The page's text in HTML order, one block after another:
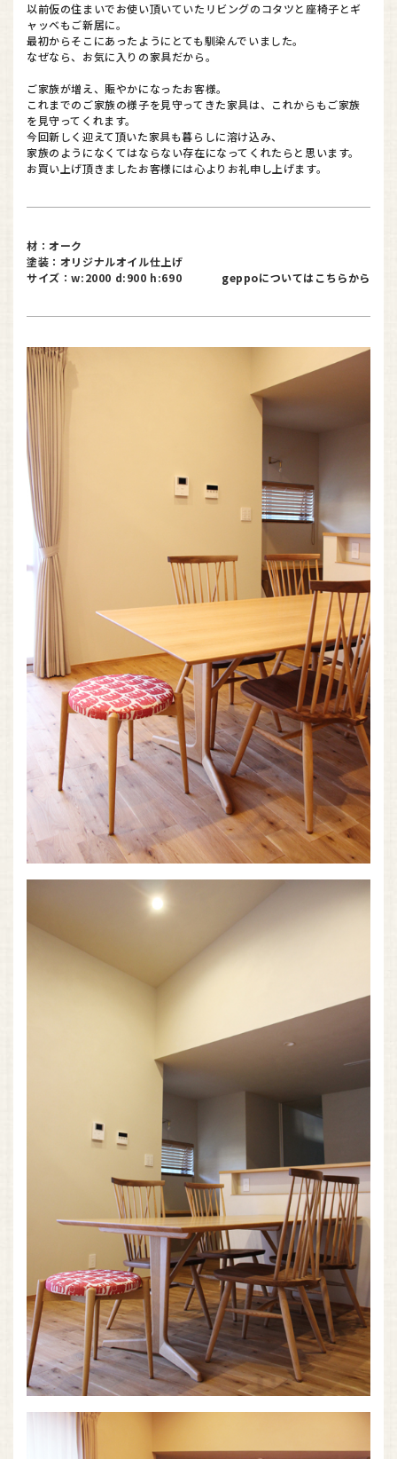
以前仮の住まいでお使い頂いていたリビングのコタツと座椅子とギ
ャッベもご新居に。
最初からそこにあったようにとても馴染んでいました。
なぜなら、お気に入りの家具だから。
ご家族が増え、賑やかになったお客様。
これまでのご家族の様子を見守ってきた家具は、これからもご家族
を見守ってくれます。
今回新しく迎えて頂いた家具も暮らしに溶け込み、
家族のようになくてはならない存在になってくれたらと思います。
お買い上げ頂きましたお客様には心よりお礼申し上げます。
材：オーク
塗装：オリジナルオイル仕上げ
サイズ：w:2000 d:900 h:690
geppoについてはこちらから